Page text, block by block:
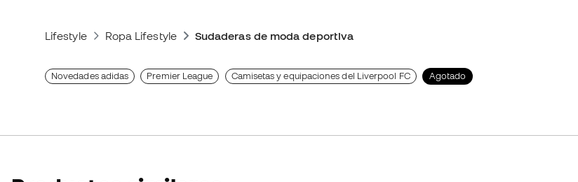
Lifestyle Ropa Lifestyle Sudaderas de moda deportiva
Novedades adidas Premier League Camisetas y equipaciones del Liverpool FC Agotado